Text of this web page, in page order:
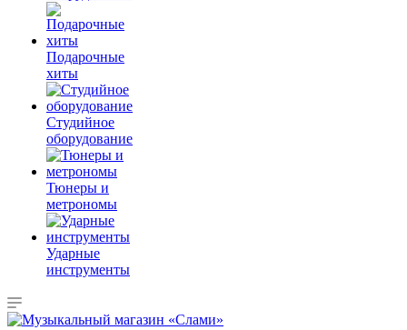
Подарочные
хиты
Студийное
оборудование
Тюнеры и
метрономы
Ударные
инструменты